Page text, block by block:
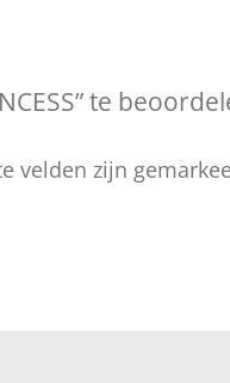
te
velden zijn